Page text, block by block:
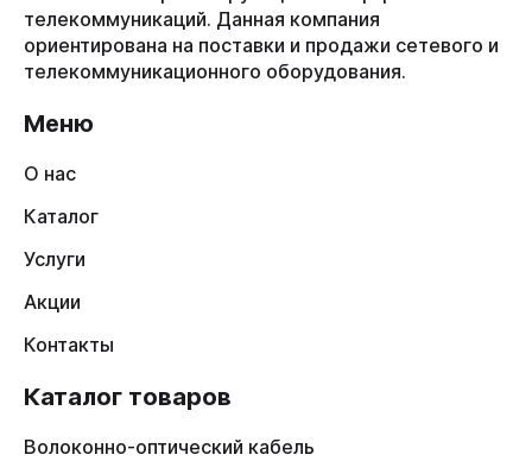
телекоммуникаций. Данная компания
ориентирована на поставки и продажи сетевого и
телекоммуникационного оборудования.
Меню
О нас
Каталог
Услуги
Акции
Контакты
Каталог товаров
Волоконно-оптический кабель